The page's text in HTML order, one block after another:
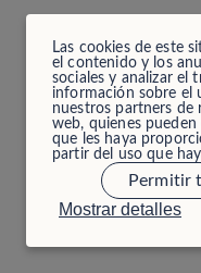
Las cookies de este
el contenido y los
sociales y analizar el
información sobre el
nuestros partners de
web, quienes
que les haya
partir del uso que
Mostrar detalles
Permitir